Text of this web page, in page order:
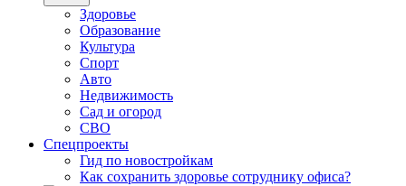
Здоровье
Образование
Культура
Спорт
Авто
Недвижимость
Сад и огород
СВО
Спецпроекты
Гид по новостройкам
Как сохранить здоровье сотруднику офиса?